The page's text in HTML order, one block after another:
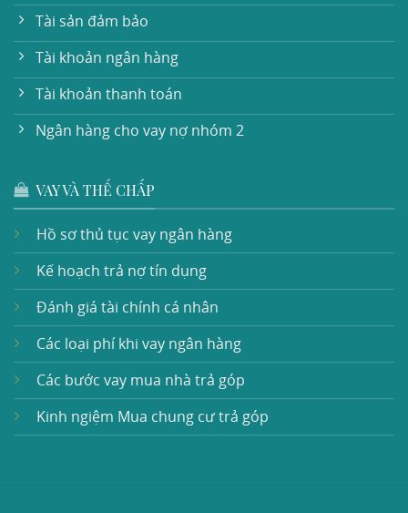
Tài sản đảm bảo
Tài khoản ngân hàng
Tài khoản thanh toán
Ngân hàng cho vay nợ nhóm 2
VAY VÀ THẾ CHẤP
Hồ sơ thủ tục vay ngân hàng
Kế hoạch trả nợ tín dụng
Đánh giá tài chính cá nhân
Các loại phí khi vay ngân hàng
Các bước vay mua nhà trả góp
Kinh ngiệm Mua chung cư trả góp